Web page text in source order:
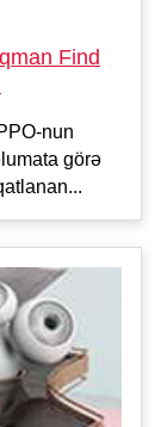
Find
nun
görə